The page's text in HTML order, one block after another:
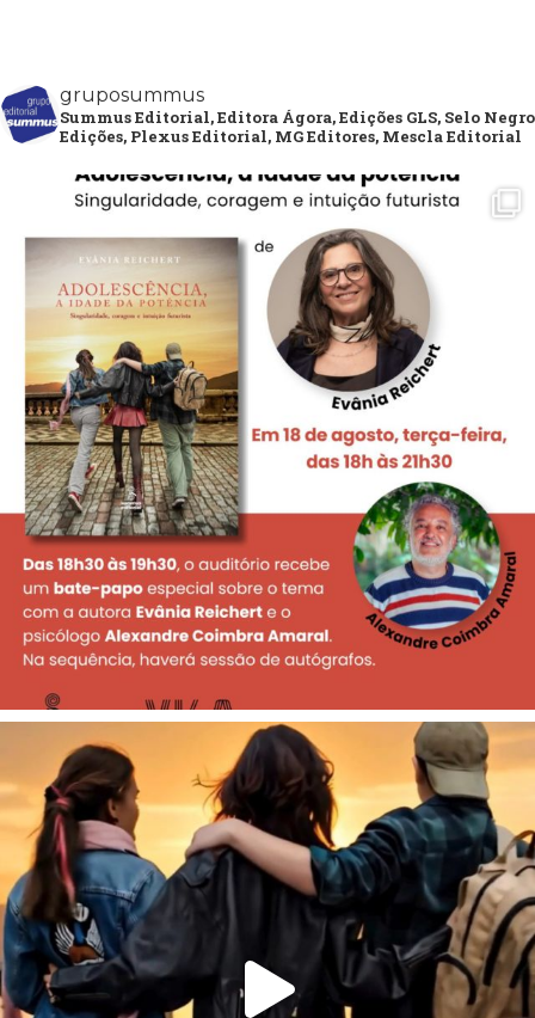
gruposummus
Summus Editorial, Editora Ágora, Edições GLS, Selo Negro
Edições, Plexus Editorial, MG Editores, Mescla Editorial